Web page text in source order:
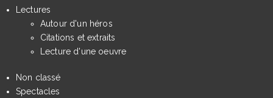
Lectures
Autour d'un héros
Citations et extraits
Lecture d'une oeuvre
Non classé
Spectacles